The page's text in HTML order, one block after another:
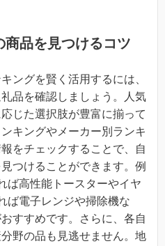
商品を見つけるコツ
ングを賢く活用するには、
品を確認しましょう。人気
じた選択肢が豊富に揃って
キングやメーカー別ランキ
をチェックすることで、自
つけることができます。例
ば高性能トースターやイヤ
ば電子レンジや掃除機な
すすめです。さらに、各自
野の品も見逃せません。地